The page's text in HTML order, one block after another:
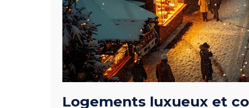
Logements luxueux et